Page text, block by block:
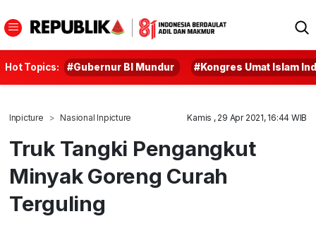
Hot Topics: #Gubernur BI Mundur #Kongres Umat Islam
Inpicture Nasional Inpicture Kamis , 29 Apr 2021, 16:44 WIB
Truk Tangki Pengangkut
Minyak Goreng Curah
Terguling